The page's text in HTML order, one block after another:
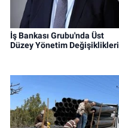
İş Bankası Grubu'nda Üst
Düzey Yönetim Değişiklikleri